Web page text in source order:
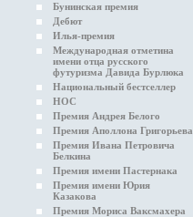
Бунинская премия
Дебют
Илья-премия
Международная отметина
имени отца русского
футуризма Давида Бурлюка
Национальный бестселлер
НОС
Премия Андрея Белого
Премия Аполлона Григорьева
Премия Ивана Петровича
Белкина
Премия имени Пастернака
Премия имени Юрия
Казакова
Премия Мориса Ваксмахера